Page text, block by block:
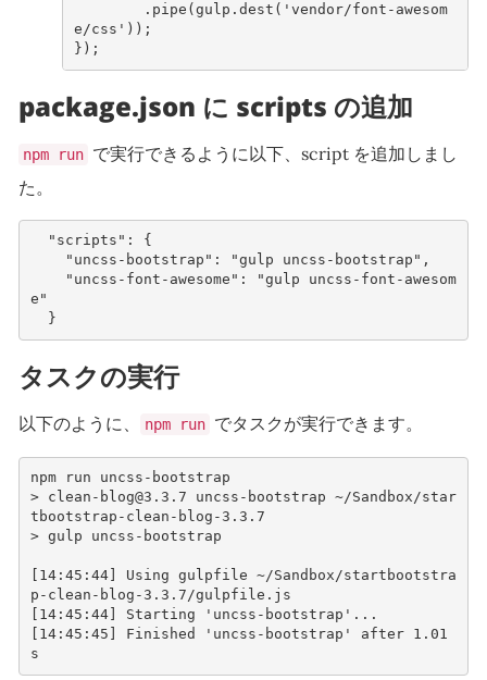
. pipe ( gulp . dest ( 'vendor/font-awesom
e/css' ));
});
package.json に scripts の追加
npm run で実行できるように以下、script を追加しまし
た。
"scripts" :
{
"uncss-bootstrap" : "gulp uncss-bootstrap" ,
"uncss-font-awesome" :
"gulp uncss-font-awesom
e"
}
タスクの実行
以下のように、 npm run でタスクが実行できます。
npm run uncss-bootstrap
> clean-blog@3.3.7 uncss-bootstrap ~/Sandbox/star
tbootstrap-clean-blog-3.3.7
> gulp uncss-bootstrap
[14:45:44] Using gulpfile ~/Sandbox/startbootstra
p-clean-blog-3.3.7/gulpfile.js
[14:45:44] Starting 'uncss-bootstrap'...
[14:45:45] Finished 'uncss-bootstrap' after 1.01
s